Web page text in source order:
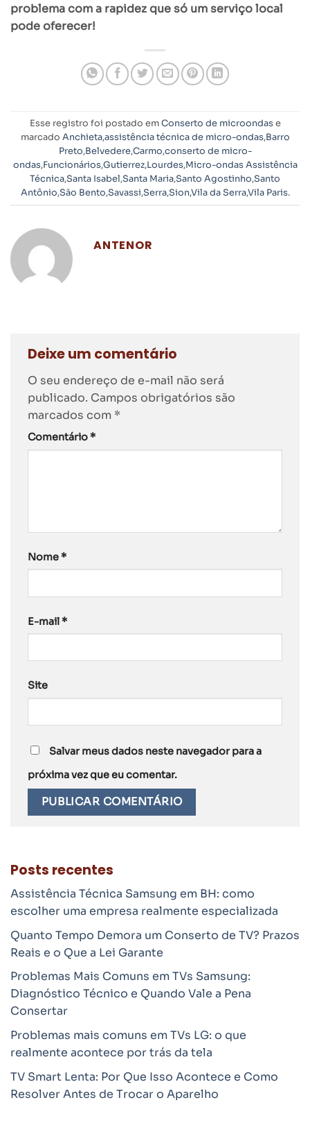
problema com a rapidez que só um serviço local
pode oferecer!
Esse registro foi postado emConserto de microondase
marcado Anchieta,assistência técnica de micro-ondas,Barro
Preto,Belvedere,Carmo,conserto de micro-
ondas,Funcionários,Gutierrez,Lourdes,Micro-ondas Assistência
Técnica,Santa Isabel,Santa Maria,Santo Agostinho,Santo
Antônio,São Bento,Savassi,Serra,Sion,Vila da Serra,Vila Paris.
ANTENOR
Deixe um comentário
O seu endereço de e-mail não será
publicado. Campos obrigatórios são
marcados com *
Comentário*
Nome*
E-mail*
Site
Salvar meus dados neste navegador para a
próxima vez que eu comentar.
Posts recentes
Assistência Técnica Samsung em BH: como
escolher uma empresa realmente especializada
Quanto Tempo Demora um Conserto de TV? Prazos
Reais e o Que a Lei Garante
Problemas Mais Comuns em TVs Samsung:
Diagnóstico Técnico e Quando Vale a Pena
Consertar
Problemas mais comuns em TVs LG: o que
realmente acontece por trás da tela
TV Smart Lenta: Por Que Isso Acontece e Como
Resolver Antes de Trocar o Aparelho